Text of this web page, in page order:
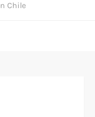
Chile